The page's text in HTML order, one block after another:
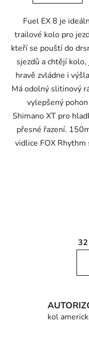
Fuel EX 8 je
trailové kolo pro
kteří se pouští do
sjezdů a chtějí kolo,
hravě zvládne i
Má odolný slitinový
vylepšený pohon
Shimano XT pro
přesné řazení.
vidlice FOX Rhythm
32
kol